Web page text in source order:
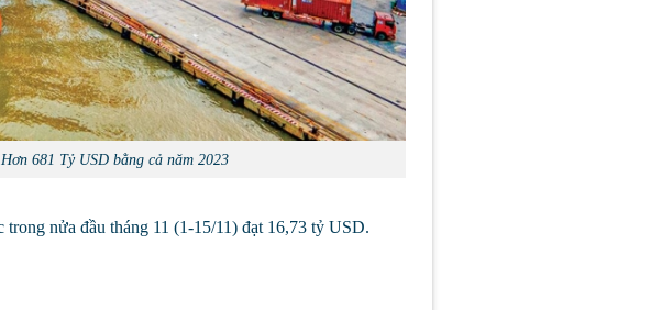
681 Tỷ USD bằng cả năm 2023
nửa đầu tháng 11 (1-15/11) đạt 16,73 tỷ USD.